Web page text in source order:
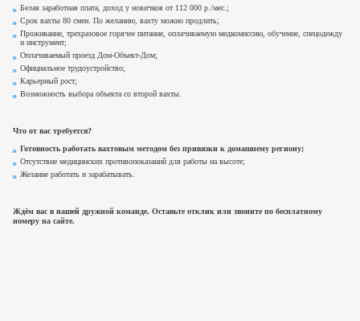
Белая заработная плата, доход у новичков от 112 000 р./мес.;
Срок вахты 80 смен. По желанию, вахту можно продлить;
Проживание, трехразовое горячее питание, оплачиваемую медкомиссию, обучение, спецодежду
и инструмент;
Оплачиваемый проезд Дом-Объект-Дом;
Официальное трудоустройство;
Карьерный рост;
Возможность выбора объекта со второй вахты.
Что от вас требуется?
Готовность работать вахтовым методом без привязки к домашнему региону;
Отсутствие медицинских противопоказаний для работы на высоте;
Желание работать и зарабатывать.
Ждём вас в нашей дружной команде. Оставьте отклик или звоните по бесплатному
номеру на сайте.